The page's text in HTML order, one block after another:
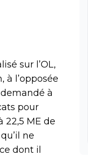
sur l’OL,
l’opposée
à
pour
22,5 ME de
ne
dont il